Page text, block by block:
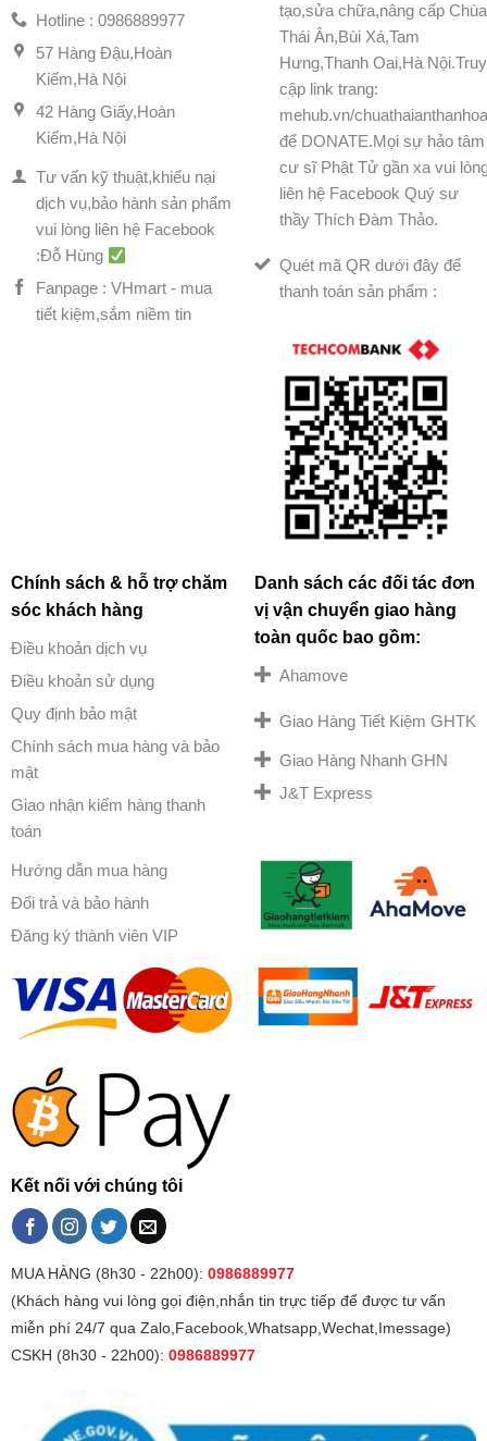
Hotline : 0986889977
57 Hàng Đậu,Hoàn
Kiếm,Hà Nội
42 Hàng Giấy,Hoàn
Kiếm,Hà Nội
Tư vấn kỹ thuật,khiếu nại
dịch vụ,bảo hành sản phẩm
vui lòng liên hệ Facebook
:Đỗ Hùng
Fanpage : VHmart - mua
tiết kiệm,sắm niềm tin
tạo,sửa chữa,nâng cấp Chùa
Thái Ân,Bùi Xá,Tam
Hưng,Thanh Oai,Hà Nội.Truy
cập link trang:
mehub.vn/
để DONATE.Mọi sự hảo tâm
cư sĩ Phật Tử gần xa vui
liên hệ Facebook Quý sư
thầy Thích Đàm Thảo.
Quét mã QR dưới đây để
thanh toán sản phẩm :
Chính sách & hỗ trợ chăm
sóc khách hàng
Điều khoản dịch vụ
Điều khoản sử dụng
Quy định bảo mật
Chính sách mua hàng và bảo
mật
Giao nhận kiểm hàng thanh
toán
Hướng dẫn mua hàng
Đổi trả và bảo hành
Đăng ký thành viên VIP
Danh sách các đối tác đơn
vị vận chuyển giao hàng
toàn quốc bao gồm:
Ahamove
Giao Hàng Tiết Kiệm GHTK
Giao Hàng Nhanh GHN
J&T Express
Kết nối với chúng tôi
MUA HÀNG (8h30 - 22h00): 0986889977
(Khách hàng vui lòng gọi điện,nhắn tin trực tiếp để được tư vấn
miễn phí 24/7 qua Zalo,Facebook,Whatsapp,Wechat,Imessage)
CSKH (8h30 - 22h00): 0986889977